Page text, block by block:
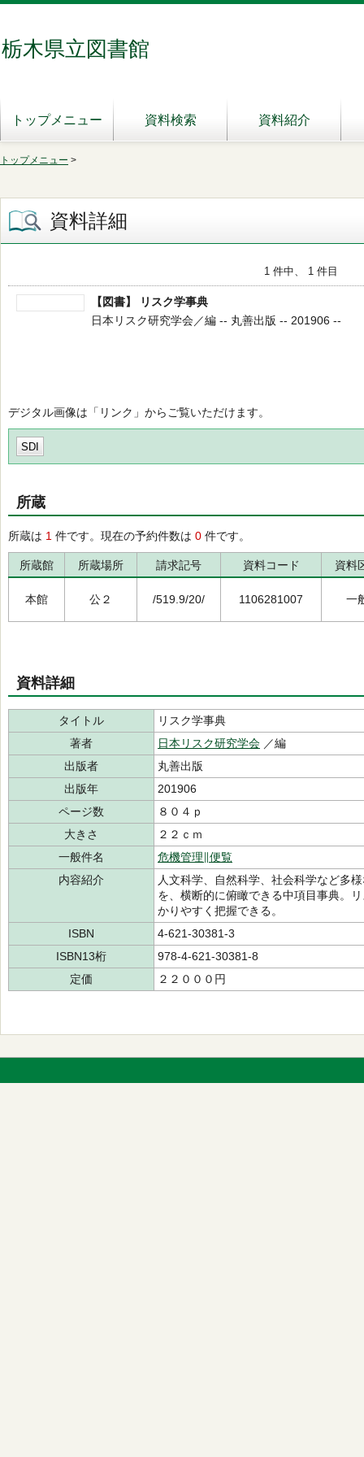
栃木県立図書館
トップメニュー 資料検索 資料紹介
トップメニュー >
資料詳細
1 件中、 1 件目
【図書】 リスク学事典
日本リスク研究学会／編 -- 丸善出版 -- 201906 --
デジタル画像は「リンク」からご覧いただけます。
SDI
所蔵
所蔵は 1 件です。現在の予約件数は 0 件です。
所蔵館 所蔵場所 請求記号 資料コード 資料
本館 公２ /519.9/20/ 1106281007 一
資料詳細
タイトル
リスク学事典
著者
日本リスク研究学会 ／編
出版者
丸善出版
出版年
201906
ページ数
８０４ｐ
大きさ
２２ｃｍ
一般件名
危機管理∥便覧
内容紹介
人文科学、自然科学、社会科学など多
を、横断的に俯瞰できる中項目事典。
かりやすく把握できる。
ISBN
4-621-30381-3
ISBN13桁
978-4-621-30381-8
定価
２２０００円